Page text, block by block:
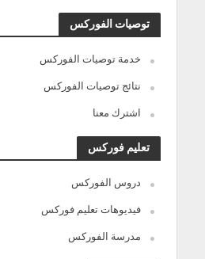
توصيات الفوركس
خدمة توصيات الفوركس
نتائج توصيات الفوركس
اشترك معنا
تعليم فوركس
دروس الفوركس
فيديوهات تعليم فوركس
مدرسة الفوركس